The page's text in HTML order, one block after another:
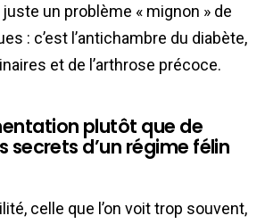
juste un problème « mignon » de
: c’est l’antichambre du diabète,
et de l’arthrose précoce.
plutôt que de
secrets d’un régime félin
celle que l’on voit trop souvent,